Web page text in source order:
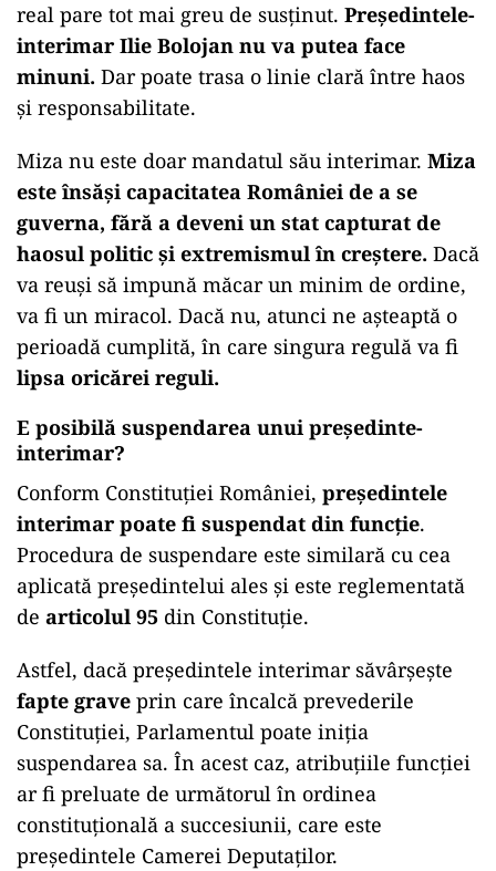
real pare tot mai greu de susținut. Președintele-
interimar Ilie Bolojan nu va putea face
minuni. Dar poate trasa o linie clară între haos
și responsabilitate.
Miza nu este doar mandatul său interimar. Miza
este însăși capacitatea României de a se
guverna, fără a deveni un stat capturat de
haosul politic și extremismul în creștere. Dacă
va reuși să impună măcar un minim de ordine,
va fi un miracol. Dacă nu, atunci ne așteaptă o
perioadă cumplită, în care singura regulă va fi
lipsa oricărei reguli.
E posibilă suspendarea unui președinte-
interimar?
Conform Constituției României, președintele
interimar poate fi suspendat din funcție.
Procedura de suspendare este similară cu cea
aplicată președintelui ales și este reglementată
de articolul 95 din Constituție.
Astfel, dacă președintele interimar săvârșește
fapte grave prin care încalcă prevederile
Constituției, Parlamentul poate iniția
suspendarea sa. În acest caz, atribuțiile funcției
ar fi preluate de următorul în ordinea
constituțională a succesiunii, care este
președintele Camerei Deputaților.